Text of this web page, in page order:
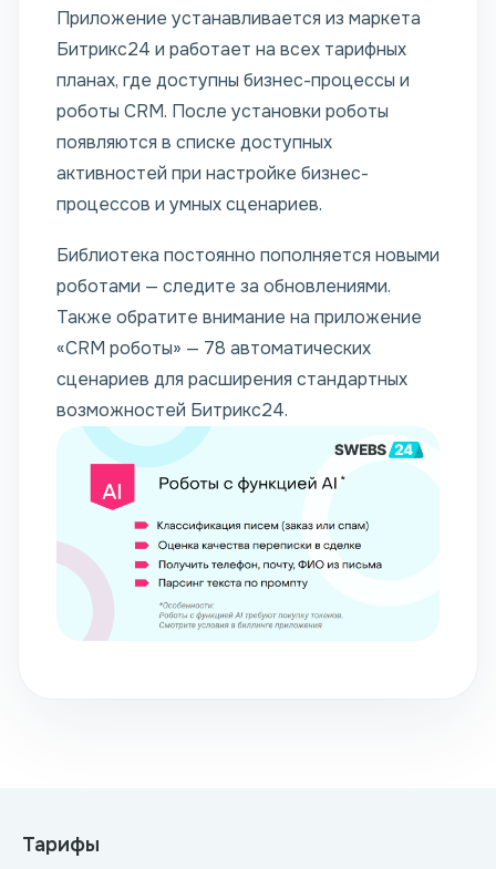
Приложение устанавливается из маркета
Битрикс24 и работает на всех тарифных
планах, где доступны бизнес-процессы и
роботы CRM. После установки роботы
появляются в списке доступных
активностей при настройке бизнес-
процессов и умных сценариев.
Библиотека постоянно пополняется новыми
роботами — следите за обновлениями.
Также обратите внимание на приложение
«CRM роботы» — 78 автоматических
сценариев для расширения стандартных
возможностей Битрикс24.
Тарифы